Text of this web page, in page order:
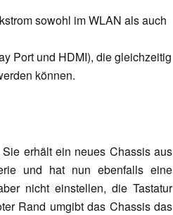
sowohl im WLAN als auch
Port und HDMI), die gleichzeitig
können.
Sie erhält ein neues Chassis aus
und hat nun ebenfalls eine
nicht einstellen, die Tastatur
Rand umgibt das Chassis das